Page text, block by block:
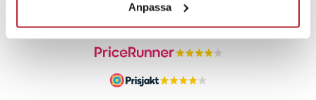
Anpassa